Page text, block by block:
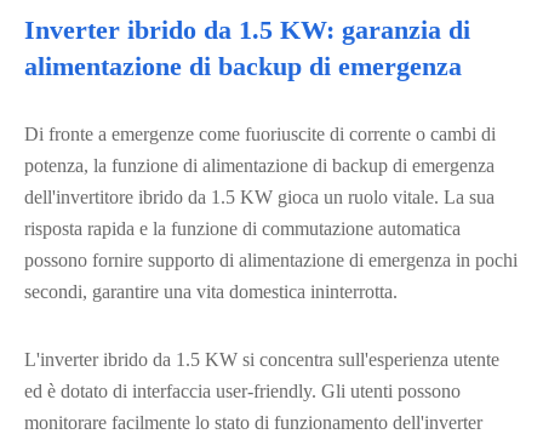
Inverter ibrido da 1.5 KW: garanzia di
alimentazione di backup di emergenza
Di fronte a emergenze come fuoriuscite di corrente o cambi di
potenza, la funzione di alimentazione di backup di emergenza
dell'invertitore ibrido da 1.5 KW gioca un ruolo vitale. La sua
risposta rapida e la funzione di commutazione automatica
possono fornire supporto di alimentazione di emergenza in pochi
secondi, garantire una vita domestica ininterrotta.
L'inverter ibrido da 1.5 KW si concentra sull'esperienza utente
ed è dotato di interfaccia user-friendly. Gli utenti possono
monitorare facilmente lo stato di funzionamento dell'inverter